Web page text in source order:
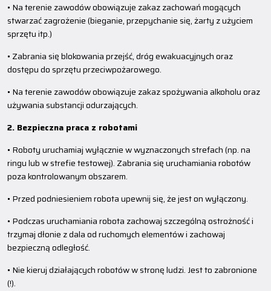
• Na terenie zawodów obowiązuje zakaz zachowań mogących
stwarzać zagrożenie (bieganie, przepychanie się, żarty z użyciem
sprzętu itp.)
• Zabrania się blokowania przejść, dróg ewakuacyjnych oraz
dostępu do sprzętu przeciwpożarowego.
• Na terenie zawodów obowiązuje zakaz spożywania alkoholu oraz
używania substancji odurzających.
2. Bezpieczna praca z robotami
• Roboty uruchamiaj wyłącznie w wyznaczonych strefach (np. na
ringu lub w strefie testowej). Zabrania się uruchamiania robotów
poza kontrolowanym obszarem.
• Przed podniesieniem robota upewnij się, że jest on wyłączony.
• Podczas uruchamiania robota zachowaj szczególną ostrożność i
trzymaj dłonie z dala od ruchomych elementów i zachowaj
bezpieczną odległość.
• Nie kieruj działających robotów w stronę ludzi. Jest to zabronione
(!).